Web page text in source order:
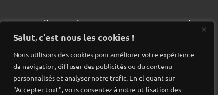
Salut, c'est nous les cookies !
Nous utilisons des cookies pour améliorer votre expérience
de navigation, diffuser des publicités ou du contenu
personnalisés et analyser notre trafic. En cliquant sur
"Accepter tout", vous consentez à notre utilisation des
Accueil Qui sommes nous ?
Partenaires
Contact